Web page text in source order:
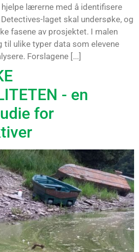
lærerne med å identifisere
laget skal undersøke, og
fasene av prosjektet. I malen
ulike typer data som elevene
Forslagene [...]
- en
for